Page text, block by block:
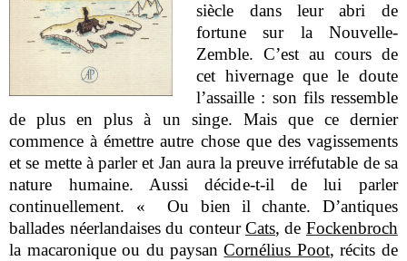
siècle dans leur abri de
fortune sur la Nouvelle-
Zemble. C’est au cours de
cet hivernage que le doute
l’assaille : son fils ressemble
de plus en plus à un singe. Mais que ce dernier
commence à émettre autre chose que des vagissements
et se mette à parler et Jan aura la preuve irréfutable de sa
nature humaine. Aussi décide-t-il de lui parler
continuellement. « Ou bien il chante. D’antiques
ballades néerlandaises du conteurCats, de Fockenbroch
la macaronique ou du paysanCornélius Poot, récits de